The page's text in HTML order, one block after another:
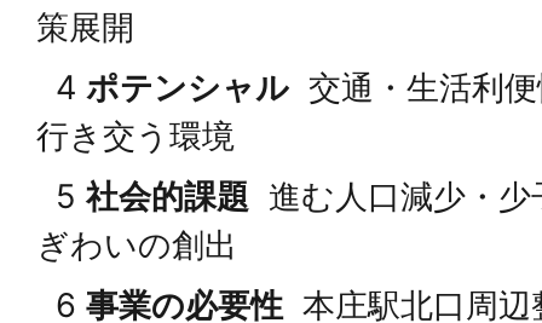
策展開
4 ポテンシャル 交通・生活利
行き交う環境
5 社会的課題 進む人口減少・
ぎわいの創出
6 事業の必要性本庄駅北口周辺